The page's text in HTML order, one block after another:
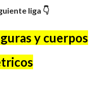
liga 👇
y cuerpos